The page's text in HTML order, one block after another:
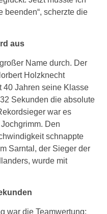
beenden“, scherzte die
aus
Name durch. Der
Holzknecht
40 Jahren seine Klasse
Sekunden die absolute
war es
Den
schnappte
Sarntal, der Sieger der
wurde mit
war die Teamwertung: